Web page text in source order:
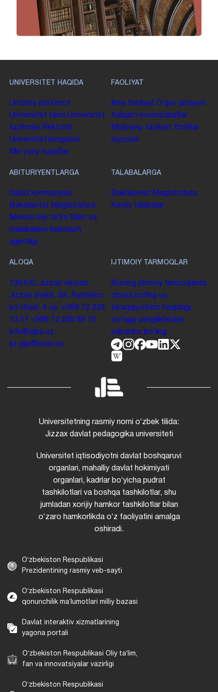
UNIVERSITET HAQIDA
Umumiy maʼlumot
Universitet tarixi Universitet
tuzilmasi
Rektorat
Universitet kengashi
Me'yoriy hujjatlar
FAOLIYAT
Ilmiy faoliyat Oʻquv jarayoni
Xalqaro munosabatlar
Moliyaviy faoliyat Yoshlar
siyosati
ABITURIYENTLARGA
Qabul komissiyasi
Bakalavriat Magistratura
Ikkinchi oliy taʼlim Bilim va
malakalarni baholash
agentligi
TALABALARGA
Bakalavriat Magistratura
Xorijiy talabalar
ALOQA
130100. Jizzax viloyati,
Jizzax shahri, Sh. Rashidov
koʻchasi, 4-uy. +998 72 226
13 57 +998 72 226 68 10
info@jdpu.uz
jiz.jdpi@exat.uz
IJTIMOIY TARMOQLAR
Bizning ijtimoiy tarmoqlarda
obuna boʻling va
taraqqiyotimiz haqidagi
soʻnggi yangiliklardan
xabardor boʻling.
Universitetning rasmiy nomi oʻzbek tilida:
Jizzax davlat pedagogika universiteti
Universitet iqtisodiyotni davlat boshqaruvi
organlari, mahalliy davlat hokimiyati
organlari, kadrlar boʻyicha pudrat
tashkilotlari va boshqa tashkilotlar, shu
jumladan xorijiy hamkor tashkilotlar bilan
oʻzaro hamkorlikda oʻz faoliyatini amalga
oshiradi.
Oʻzbekiston Respublikasi
Prezidentining rasmiy veb-sayti
Oʻzbekiston Respublikasi
qonunchilik maʼlumotlari milliy bazasi
Davlat interaktiv xizmatlarining
yagona portali
Oʻzbekiston Respublikasi Oliy taʼlim,
fan va innovatsiyalar vazirligi
Oʻzbekiston Respublikasi